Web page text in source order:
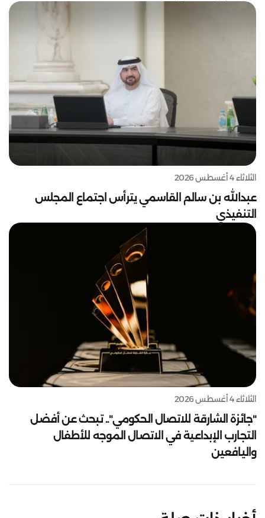
الثلاثاء 4 أغسطس 2026
عبدالله بن سالم القاسمي يترأس اجتماع المجلس
التنفيذي
الثلاثاء 4 أغسطس 2026
"جائزة الشارقة للاتصال الحكومي".. تبحث عن أفضل
التجارب الإبداعية في الاتصال الموجه للأطفال
واليافعين